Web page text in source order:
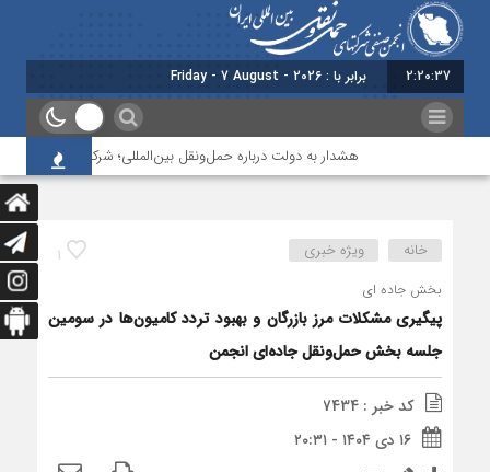
2:20:37 برابر با : Friday - 7 August - 2026
هشدار به دولت درباره حمل‌ونقل بین‌المللی؛ شرکت‌ها زیر فشار
1 خانه ویژه خبری
بخش جاده ای
پیگیری مشکلات مرز بازرگان و بهبود تردد کامیون‌ها در سومین
جلسه بخش حمل‌ونقل جاده‌ای انجمن
کد خبر : 7434
۱۶ دی ۱۴۰۴ - ۲۰:۳۱